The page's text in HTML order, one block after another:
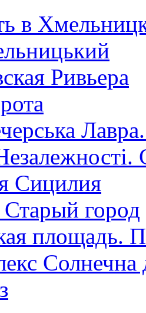
в
Ривьера
Сицилия
Старый город
площадь.
Солнечна